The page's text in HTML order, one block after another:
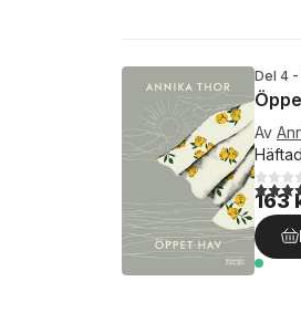
Del 4
Av
4,9
163